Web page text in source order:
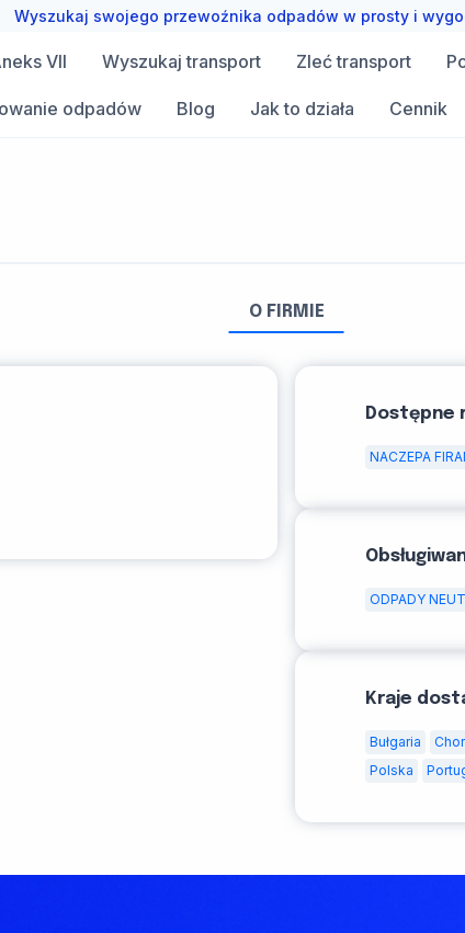
Wyszukaj swojego przewoźnika odpadów w prosty i
VII Wyszukaj transport Zleć transport
odpadów Blog Jak to działa Cennik
O FIRMIE
Dostępne
NACZEPA
ODPADY
Kraje
Bułgaria
Polska